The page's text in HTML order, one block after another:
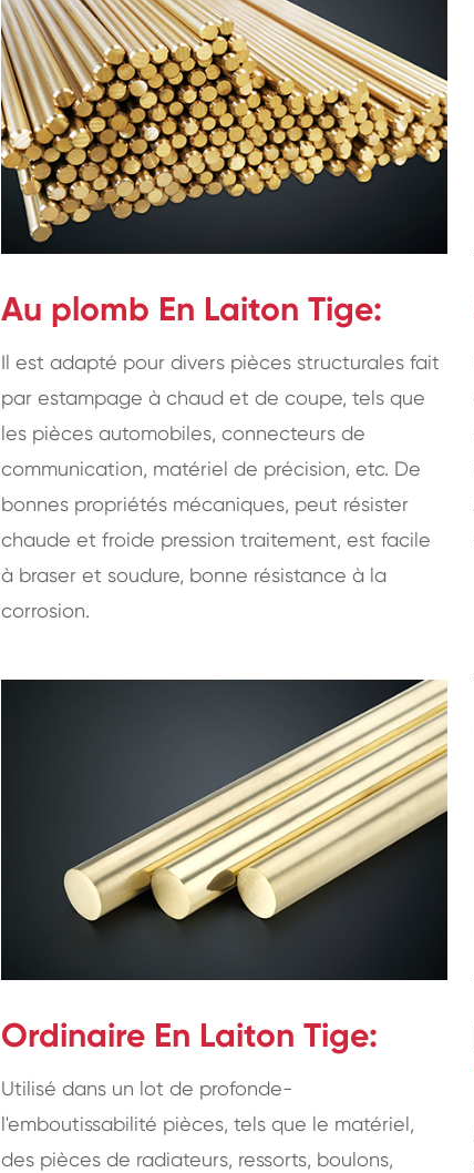
Au plomb En Laiton Tige:
Il est adapté pour divers pièces structurales fait
par estampage à chaud et de coupe, tels que
les pièces automobiles, connecteurs de
communication, matériel de précision, etc. De
bonnes propriétés mécaniques, peut résister
chaude et froide pression traitement, est facile
à braser et soudure, bonne résistance à la
corrosion.
Ordinaire En Laiton Tige:
Utilisé dans un lot de profonde-
l'emboutissabilité pièces, tels que le matériel,
des pièces de radiateurs, ressorts, boulons,